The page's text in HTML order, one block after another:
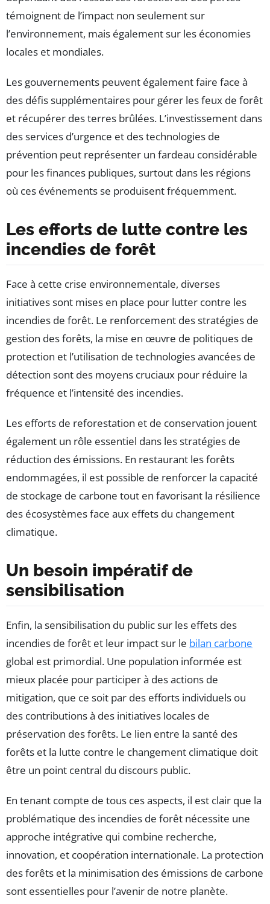
témoignent de l’impact non seulement sur
l’environnement, mais également sur les économies
locales et mondiales.
Les gouvernements peuvent également faire face à
des défis supplémentaires pour gérer les feux de forêt
et récupérer des terres brûlées. L’investissement dans
des services d’urgence et des technologies de
prévention peut représenter un fardeau considérable
pour les finances publiques, surtout dans les régions
où ces événements se produisent fréquemment.
Les efforts de lutte contre les
incendies de forêt
Face à cette crise environnementale, diverses
initiatives sont mises en place pour lutter contre les
incendies de forêt. Le renforcement des stratégies de
gestion des forêts, la mise en œuvre de politiques de
protection et l’utilisation de technologies avancées de
détection sont des moyens cruciaux pour réduire la
fréquence et l’intensité des incendies.
Les efforts de reforestation et de conservation jouent
également un rôle essentiel dans les stratégies de
réduction des émissions. En restaurant les forêts
endommagées, il est possible de renforcer la capacité
de stockage de carbone tout en favorisant la résilience
des écosystèmes face aux effets du changement
climatique.
Un besoin impératif de
sensibilisation
Enfin, la sensibilisation du public sur les effets des
incendies de forêt et leur impact sur le bilan carbone
global est primordial. Une population informée est
mieux placée pour participer à des actions de
mitigation, que ce soit par des efforts individuels ou
des contributions à des initiatives locales de
préservation des forêts. Le lien entre la santé des
forêts et la lutte contre le changement climatique doit
être un point central du discours public.
En tenant compte de tous ces aspects, il est clair que la
problématique des incendies de forêt nécessite une
approche intégrative qui combine recherche,
innovation, et coopération internationale. La protection
des forêts et la minimisation des émissions de carbone
sont essentielles pour l’avenir de notre planète.